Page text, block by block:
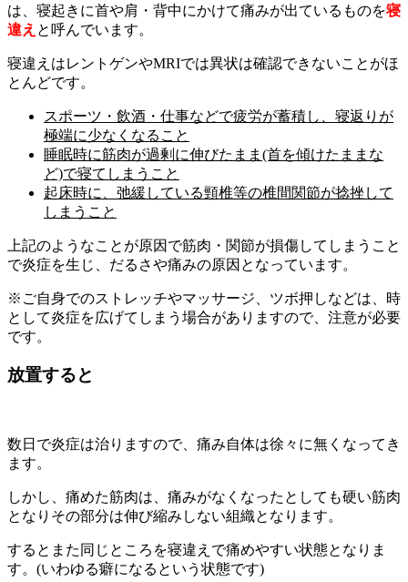
は、寝起きに首や肩・背中にかけて痛みが出ているものを寝
違え と呼んでいます。
寝違えはレントゲンやMRIでは異状は確認できないことがほ
とんどです。
スポーツ・飲酒・仕事などで疲労が蓄積し、寝返りが
極端に少なくなること
睡眠時に筋肉が過剰に伸びたまま(首を傾けたままな
ど)で寝てしまうこと
起床時に、弛緩している頸椎等の椎間関節が捻挫して
しまうこと
上記のようなことが原因で筋肉・関節が損傷してしまうこと
で炎症を生じ、だるさや痛みの原因となっています。
※ご自身でのストレッチやマッサージ、ツボ押しなどは、時
として炎症を広げてしまう場合がありますので、注意が必要
です。
放置すると
数日で炎症は治りますので、痛み自体は徐々に無くなってき
ます。
しかし、痛めた筋肉は、痛みがなくなったとしても硬い筋肉
となりその部分は伸び縮みしない組織となります。
するとまた同じところを寝違えで痛めやすい状態となりま
す。(いわゆる癖になるという状態です)